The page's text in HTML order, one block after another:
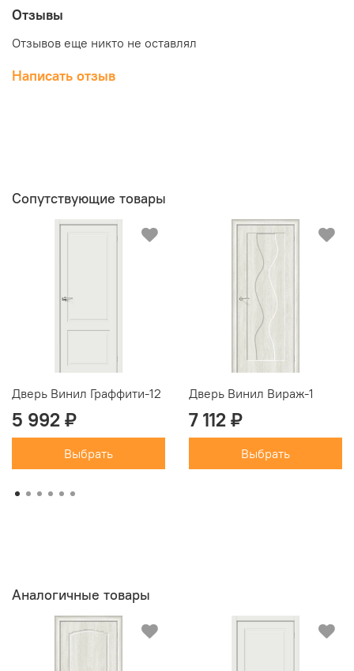
Отзывы
Отзывов еще никто не оставлял
Написать отзыв
Сопутствующие товары
Дверь Винил Граффити-12
5 992 ₽
Выбрать
Дверь Винил Вираж-1
7 112 ₽
Выбрать
Аналогичные товары